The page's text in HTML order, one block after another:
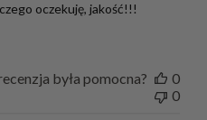
oczekuję, jakość!!!
była pomocna?
0
0